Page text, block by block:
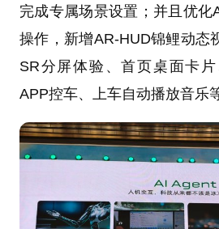
完成专属场景设置；并且优化
操作，新增AR-HUD锦鲤动态
SR分屏体验、首页桌面卡
APP控车、上车自动播放音乐等